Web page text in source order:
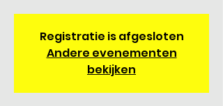
Registratie is afgesloten
Andere evenementen
bekijken